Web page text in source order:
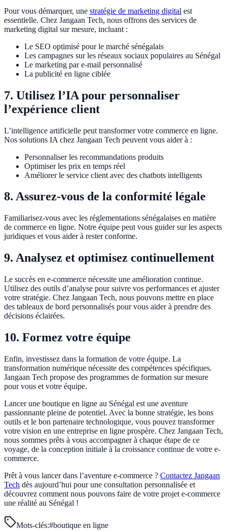
Pour vous démarquer, une stratégie de marketing digital est
essentielle. Chez Jangaan Tech, nous offrons des services de
marketing digital sur mesure, incluant :
Le SEO optimisé pour le marché sénégalais
Les campagnes sur les réseaux sociaux populaires au Sénégal
Le marketing par e-mail personnalisé
La publicité en ligne ciblée
7. Utilisez l’IA pour personnaliser
l’expérience client
L’intelligence artificielle peut transformer votre commerce en ligne.
Nos solutions IA chez Jangaan Tech peuvent vous aider à :
Personnaliser les recommandations produits
Optimiser les prix en temps réel
Améliorer le service client avec des chatbots intelligents
8. Assurez-vous de la conformité légale
Familiarisez-vous avec les réglementations sénégalaises en matière
de commerce en ligne. Notre équipe peut vous guider sur les aspects
juridiques et vous aider à rester conforme.
9. Analysez et optimisez continuellement
Le succès en e-commerce nécessite une amélioration continue.
Utilisez des outils d’analyse pour suivre vos performances et ajuster
votre stratégie. Chez Jangaan Tech, nous pouvons mettre en place
des tableaux de bord personnalisés pour vous aider à prendre des
décisions éclairées.
10. Formez votre équipe
Enfin, investissez dans la formation de votre équipe. La
transformation numérique nécessite des compétences spécifiques.
Jangaan Tech propose des programmes de formation sur mesure
pour vous et votre équipe.
Lancer une boutique en ligne au Sénégal est une aventure
passionnante pleine de potentiel. Avec la bonne stratégie, les bons
outils et le bon partenaire technologique, vous pouvez transformer
votre vision en une entreprise en ligne prospère. Chez Jangaan Tech,
nous sommes prêts à vous accompagner à chaque étape de ce
voyage, de la conception initiale à la croissance continue de votre e-
commerce.
Prêt à vous lancer dans l’aventure e-commerce ? Contactez Jangaan
Tech dès aujourd’hui pour une consultation personnalisée et
découvrez comment nous pouvons faire de votre projet e-commerce
une réalité au Sénégal !
Mots-clés:#boutique en ligne